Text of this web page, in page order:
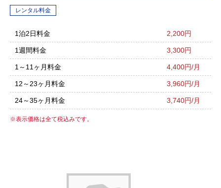
レンタル料金
1泊2日料金 2,200円
1週間料金 3,300円
1～11ヶ月料金 4,400円/月
12～23ヶ月料金 3,960円/月
24～35ヶ月料金 3,740円/月
表示価格は全て税込みです。